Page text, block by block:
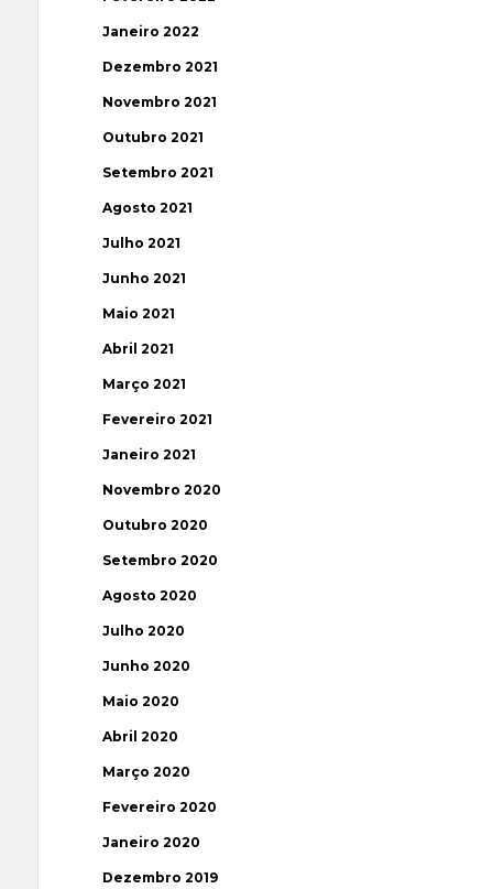
Janeiro 2022
Dezembro 2021
Novembro 2021
Outubro 2021
Setembro 2021
Agosto 2021
Julho 2021
Junho 2021
Maio 2021
Abril 2021
Março 2021
Fevereiro 2021
Janeiro 2021
Novembro 2020
Outubro 2020
Setembro 2020
Agosto 2020
Julho 2020
Junho 2020
Maio 2020
Abril 2020
Março 2020
Fevereiro 2020
Janeiro 2020
Dezembro 2019